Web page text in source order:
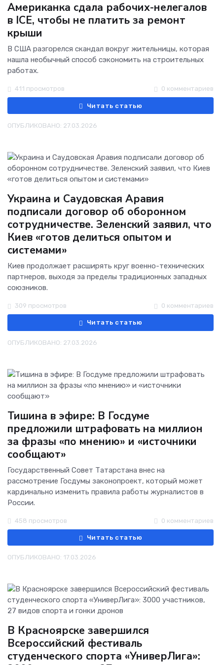
Американка сдала рабочих-нелегалов
в ICE, чтобы не платить за ремонт
крыши
В США разгорелся скандал вокруг жительницы, которая
нашла необычный способ сэкономить на строительных
работах.
411 просмотров 0 комментариев
Читать статью
ОПУБЛИКОВАНО: 27.03.2026
Украина и Саудовская Аравия
подписали договор об оборонном
сотрудничестве. Зеленский заявил, что
Киев «готов делиться опытом и
системами»
Киев продолжает расширять круг военно-технических
партнеров, выходя за пределы традиционных западных
союзников.
309 просмотров 0 комментариев
Читать статью
ОПУБЛИКОВАНО: 27.03.2026
Тишина в эфире: В Госдуме
предложили штрафовать на миллион
за фразы «по мнению» и «источники
сообщают»
Государственный Совет Татарстана внес на
рассмотрение Госдумы законопроект, который может
кардинально изменить правила работы журналистов в
России.
458 просмотров 0 комментариев
Читать статью
ОПУБЛИКОВАНО: 17.03.2026
В Красноярске завершился
Всероссийский фестиваль
студенческого спорта «УниверЛига»: